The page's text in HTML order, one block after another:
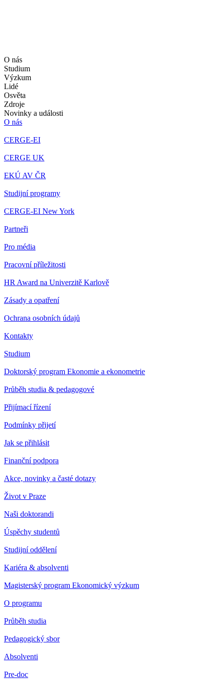
O nás
Studium
Výzkum
Lidé
Osvěta
Zdroje
Novinky a události
O nás
CERGE-EI
CERGE UK
EKÚ AV ČR
Studijní programy
CERGE-EI New York
Partneři
Pro média
Pracovní příležitosti
HR Award na Univerzitě Karlově
Zásady a opatření
Ochrana osobních údajů
Kontakty
Studium
Doktorský program Ekonomie a ekonometrie
Průběh studia & pedagogové
Přijímací řízení
Podmínky přijetí
Jak se přihlásit
Finanční podpora
Akce, novinky a časté dotazy
Život v Praze
Naši doktorandi
Úspěchy studentů
Studijní oddělení
Kariéra & absolventi
Magisterský program Ekonomický výzkum
O programu
Průběh studia
Pedagogický sbor
Absolventi
Pre-doc